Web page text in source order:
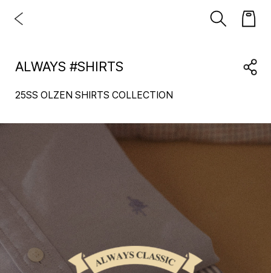
ALWAYS #SHIRTS
25SS OLZEN SHIRTS COLLECTION